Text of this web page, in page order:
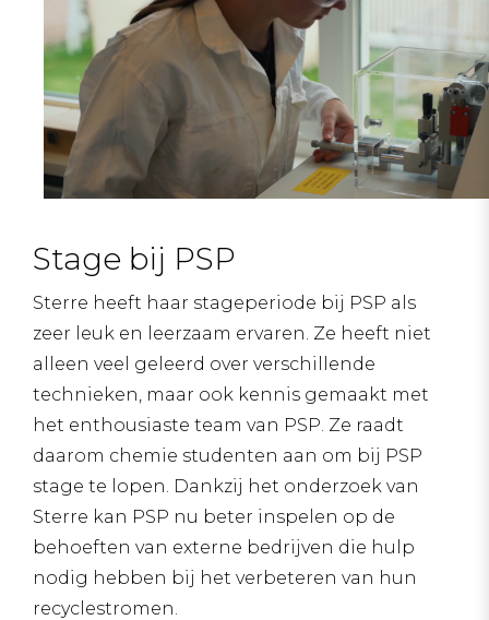
Stage bij PSP
Sterre heeft haar stageperiode bij PSP als
zeer leuk en leerzaam ervaren. Ze heeft niet
alleen veel geleerd over verschillende
technieken, maar ook kennis gemaakt met
het enthousiaste team van PSP. Ze raadt
daarom chemie studenten aan om bij PSP
stage te lopen. Dankzij het onderzoek van
Sterre kan PSP nu beter inspelen op de
behoeften van externe bedrijven die hulp
nodig hebben bij het verbeteren van hun
recyclestromen.